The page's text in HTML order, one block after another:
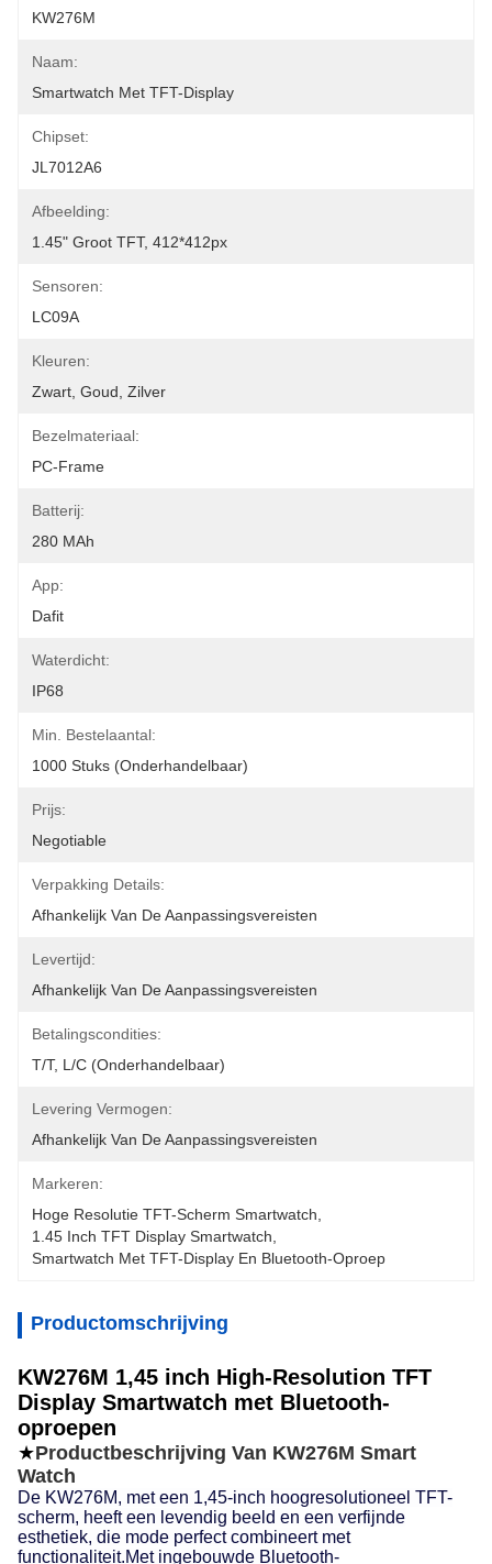
KW276M
Naam:
Smartwatch Met TFT-Display
Chipset:
JL7012A6
Afbeelding:
1.45" Groot TFT, 412*412px
Sensoren:
LC09A
Kleuren:
Zwart, Goud, Zilver
Bezelmateriaal:
PC-Frame
Batterij:
280 MAh
App:
Dafit
Waterdicht:
IP68
Min. Bestelaantal:
1000 Stuks (onderhandelbaar)
Prijs:
Negotiable
Verpakking Details:
Afhankelijk Van De Aanpassingsvereisten
Levertijd:
Afhankelijk Van De Aanpassingsvereisten
Betalingscondities:
T/T, L/C (onderhandelbaar)
Levering Vermogen:
Afhankelijk Van De Aanpassingsvereisten
Markeren:
Hoge Resolutie TFT-Scherm Smartwatch
1.45 Inch TFT Display Smartwatch
Smartwatch Met TFT-Display En Bluetooth-Oproep
Productomschrijving
KW276M 1,45 inch High-Resolution TFT
Display Smartwatch met Bluetooth-
oproepen
★Productbeschrijving Van KW276M Smart
Watch
De KW276M, met een 1,45-inch hoogresolutioneel TFT-
scherm, heeft een levendig beeld en een verfijnde
esthetiek, die mode perfect combineert met
functionaliteit.Met ingebouwde Bluetooth-